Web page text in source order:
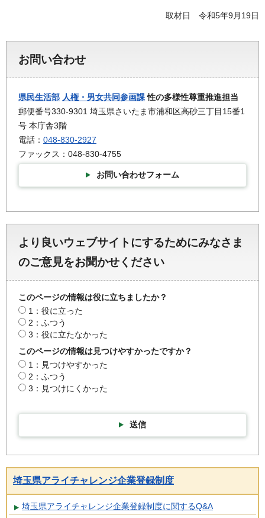
取材日 令和5年9月19日
お問い合わせ
県民生活部 人権・男女共同参画課性の多様性尊重推進担当
郵便番号330-9301 埼玉県さいたま市浦和区高砂三丁目15番1
号 本庁舎3階
電話： 048-830-2927
ファックス：048-830-4755
お問い合わせフォーム
より良いウェブサイトにするためにみなさま
のご意見をお聞かせください
このページの情報は役に立ちましたか？
1：役に立った
2：ふつう
3：役に立たなかった
このページの情報は見つけやすかったですか？
1：見つけやすかった
2：ふつう
3：見つけにくかった
送信
埼玉県アライチャレンジ企業登録制度
埼玉県アライチャレンジ企業登録制度に関するQ&A